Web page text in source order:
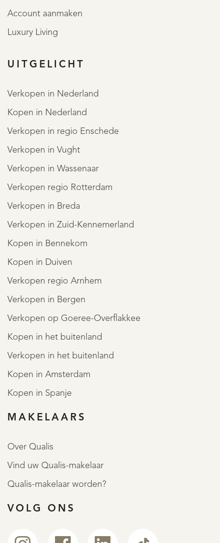
Account aanmaken
Luxury Living
UITGELICHT
Verkopen in Nederland
Kopen in Nederland
Verkopen in regio Enschede
Verkopen in Vught
Verkopen in Wassenaar
Verkopen regio Rotterdam
Verkopen in Breda
Verkopen in Zuid-Kennemerland
Kopen in Bennekom
Kopen in Duiven
Verkopen regio Arnhem
Verkopen in Bergen
Verkopen op Goeree-Overflakkee
Kopen in het buitenland
Verkopen in het buitenland
Kopen in Amsterdam
Kopen in Spanje
MAKELAARS
Over Qualis
Vind uw Qualis-makelaar
Qualis-makelaar worden?
VOLG ONS